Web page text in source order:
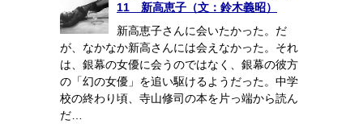
11 新高恵子（文：鈴木義昭）
新高恵子さんに会いたかった。だ
が、なかなか新高さんには会えなかった。それ
は、銀幕の女優に会うのではなく、銀幕の彼方
の「幻の女優」を追い駆けるようだった。中学
校の終わり頃、寺山修司の本を片っ端から読ん
だ…